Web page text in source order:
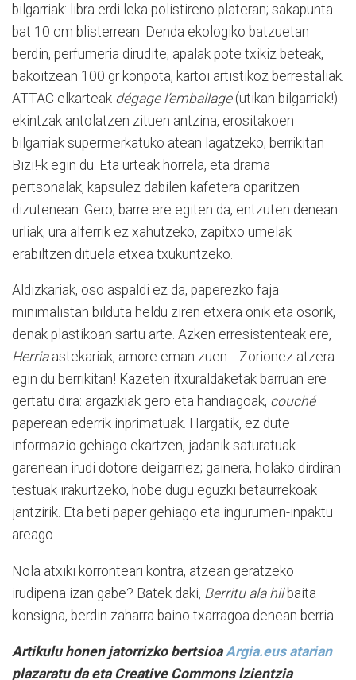
bilgarriak: libra erdi leka polistireno plateran; sakapunta
bat 10 cm blisterrean. Denda ekologiko batzuetan
berdin, perfumeria dirudite, apalak pote txikiz beteak,
bakoitzean 100 gr konpota, kartoi artistikoz berrestaliak.
ATTAC elkarteak dégage l’emballage(utikan bilgarriak!)
ekintzak antolatzen zituen antzina, erositakoen
bilgarriak supermerkatuko atean lagatzeko; berrikitan
Bizi!-k egin du. Eta urteak horrela, eta drama
pertsonalak, kapsulez dabilen kafetera oparitzen
dizutenean. Gero, barre ere egiten da, entzuten denean
urliak, ura alferrik ez xahutzeko, zapitxo umelak
erabiltzen dituela etxea txukuntzeko.
Aldizkariak, oso aspaldi ez da, paperezko faja
minimalistan bilduta heldu ziren etxera onik eta osorik,
denak plastikoan sartu arte. Azken erresistenteak ere,
Herriaastekariak, amore eman zuen… Zorionez atzera
egin du berrikitan! Kazeten itxuraldaketak barruan ere
gertatu dira: argazkiak gero eta handiagoak, couché
paperean ederrik inprimatuak. Hargatik, ez dute
informazio gehiago ekartzen, jadanik saturatuak
garenean irudi dotore deigarriez; gainera, holako dirdiran
testuak irakurtzeko, hobe dugu eguzki betaurrekoak
jantzirik. Eta beti paper gehiago eta ingurumen-inpaktu
areago.
Nola atxiki korronteari kontra, atzean geratzeko
irudipena izan gabe? Batek daki, Berritu ala hilbaita
konsigna, berdin zaharra baino txarragoa denean berria.
Artikulu honen jatorrizko bertsioaArgia.eus atarian
plazaratu da eta Creative Commons lzientzia